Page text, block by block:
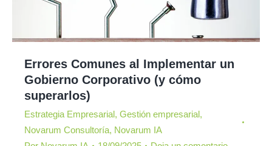
Errores Comunes al Implementar un
Gobierno Corporativo (y cómo
superarlos)
Estrategia Empresarial, Gestión empresarial,
Novarum Consultoría, Novarum IA